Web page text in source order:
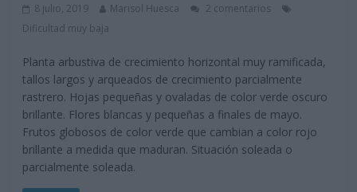
8 julio, 2019 Marisol Huesca
2 comentarios
Dificultad muy baja
Planta arbustiva de crecimiento horizontal muy ramificada,
tallos largos y arqueados de crecimiento parcialmente
rastrero. Hojas pequeñas y ovaladas de color verde oscuro
brillante. Flores blancas y pequeñas a finales de mayo.
Frutos globosos de color verde que cambian a color rojo
brillante a medida que maduran. Situación soleada o
parcialmente soleada.